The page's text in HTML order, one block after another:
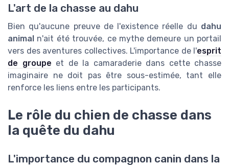
L'art de la chasse au dahu
Bien qu'aucune preuve de l'existence réelle du dahu
animal n'ait été trouvée, ce mythe demeure un portail
vers des aventures collectives. L'importance de l'esprit
de groupe et de la camaraderie dans cette chasse
imaginaire ne doit pas être sous-estimée, tant elle
renforce les liens entre les participants.
Le rôle du chien de chasse dans
la quête du dahu
L'importance du compagnon canin dans la